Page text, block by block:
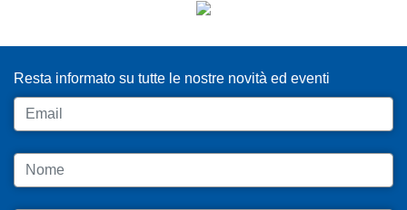
Resta informato su tutte le nostre novità ed eventi
Email
Nome